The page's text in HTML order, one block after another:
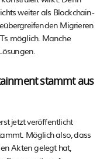
weiter als Blockchain-
Migrieren
möglich. Manche
stammt aus
jetzt veröffentlicht
Möglich also, dass
Akten gelegt hat,